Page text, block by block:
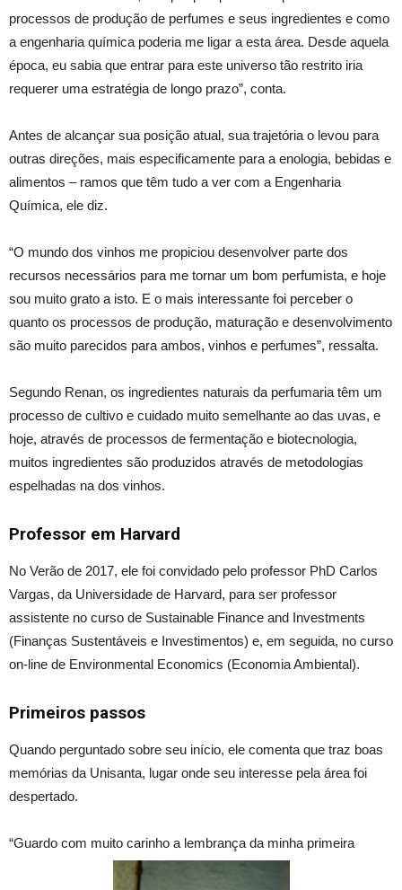
processos de produção de perfumes e seus ingredientes e como
a engenharia química poderia me ligar a esta área. Desde aquela
época, eu sabia que entrar para este universo tão restrito iria
requerer uma estratégia de longo prazo”, conta.
Antes de alcançar sua posição atual, sua trajetória o levou para
outras direções, mais especificamente para a enologia, bebidas e
alimentos – ramos que têm tudo a ver com a Engenharia
Química, ele diz.
“O mundo dos vinhos me propiciou desenvolver parte dos
recursos necessários para me tornar um bom perfumista, e hoje
sou muito grato a isto. E o mais interessante foi perceber o
quanto os processos de produção, maturação e desenvolvimento
são muito parecidos para ambos, vinhos e perfumes”, ressalta.
Segundo Renan, os ingredientes naturais da perfumaria têm um
processo de cultivo e cuidado muito semelhante ao das uvas, e
hoje, através de processos de fermentação e biotecnologia,
muitos ingredientes são produzidos através de metodologias
espelhadas na dos vinhos.
Professor em Harvard
No Verão de 2017, ele foi convidado pelo professor PhD Carlos
Vargas, da Universidade de Harvard, para ser professor
assistente no curso de Sustainable Finance and Investments
(Finanças Sustentáveis e Investimentos) e, em seguida, no curso
on-line de Environmental Economics (Economia Ambiental).
Primeiros passos
Quando perguntado sobre seu início, ele comenta que traz boas
memórias da Unisanta, lugar onde seu interesse pela área foi
despertado.
“Guardo com muito carinho a lembrança da minha primeira